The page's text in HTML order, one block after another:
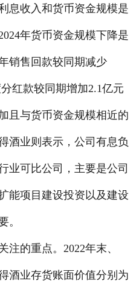
息收入和货币资金规模是
年货币资金规模下降是
销售回款较同期减少
红款较同期增加2.1亿元
且与货币资金规模相近的
酒业则表示，公司有息负
业可比公司，主要是公司
能项目建设投资以及建设
。
的重点。2022年末、
酒业存货账面价值分别为